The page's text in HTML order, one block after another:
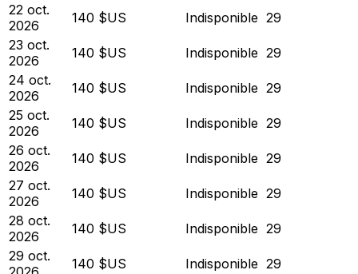
22 oct.
2026
140 $US Indisponible 29
23 oct.
2026
140 $US Indisponible 29
24 oct.
2026
140 $US Indisponible 29
25 oct.
2026
140 $US Indisponible 29
26 oct.
2026
140 $US Indisponible 29
27 oct.
2026
140 $US Indisponible 29
28 oct.
2026
140 $US Indisponible 29
29 oct.
140 $US Indisponible 29